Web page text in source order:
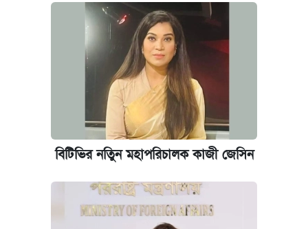
‘গুলশানের চামেলি’ তে যৌনকর্মীর দালাল অ্যাডলফ
আজ শুক্রবার রাজধানীর যেসব মার্কেট-দোকানপাট
কবে শুরু হচ্ছে ঢাবির ভর্তি আবেদন, জানাল কর্তৃপক্ষ
আজকের বাজারে স্বর্ণের দাম (৪ আগস্ট)
নবম জাতীয় পে-স্কেল নিয়ে সর্বশেষ যা জানা গেল
বিটিভির নতিুন মহাপরিচালক কাজী জেসিন